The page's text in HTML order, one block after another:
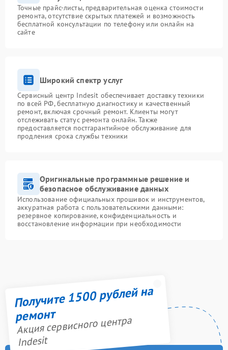
Точные прайс-листы, предварительная оценка стоимости
ремонта, отсутствие скрытых платежей и возможность
бесплатной консультации по телефону или онлайн на
сайте
Широкий спектр услуг
Сервисный центр Indesit обеспечивает доставку техники
по всей РФ, бесплатную диагностику и качественный
ремонт, включая срочный ремонт. Клиенты могут
отслеживать статус ремонта онлайн. Также
предоставляется постгарантийное обслуживание для
продления срока службы техники
Оригинальные программные решение и
безопасное обслуживание данных
Использование официальных прошивок и инструментов,
аккуратная работа с пользовательскими данными:
резервное копирование, конфиденциальность и
восстановление информации при необходимости
Получите 1500 рублей на
ремонт
Акция сервисного центра
Indesit